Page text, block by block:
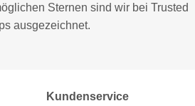
Sternen sind wir bei Trusted
ausgezeichnet.
Kundenservice